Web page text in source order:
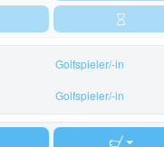
Golfspieler/-in
Golfspieler/-in